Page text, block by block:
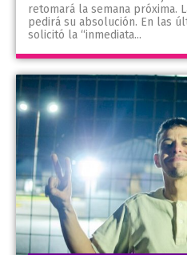
retomará la semana próxima.
pedirá su absolución. En las
solicitó la “inmediata...